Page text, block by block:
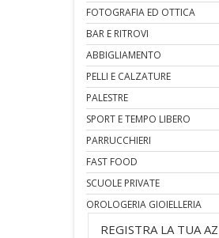
FOTOGRAFIA ED OTTICA
BAR E RITROVI
ABBIGLIAMENTO
PELLI E CALZATURE
PALESTRE
SPORT E TEMPO LIBERO
PARRUCCHIERI
FAST FOOD
SCUOLE PRIVATE
OROLOGERIA GIOIELLERIA
REGISTRA LA TUA